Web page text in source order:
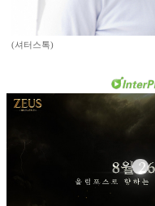
(셔터스톡)